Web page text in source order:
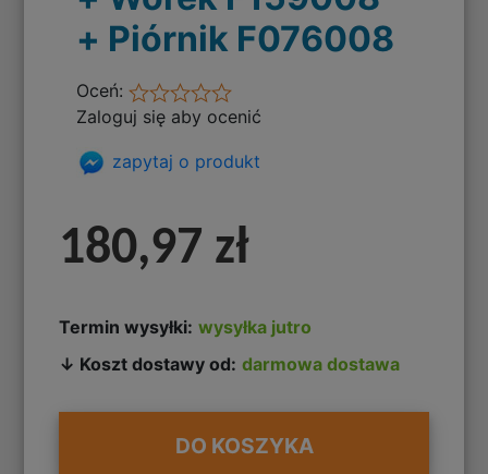
+ Piórnik F076008
Oceń:
Zaloguj się aby ocenić
zapytaj o produkt
180,97 zł
Termin wysyłki: wysyłka jutro
↓ Koszt dostawy od: darmowa dostawa
DO KOSZYKA